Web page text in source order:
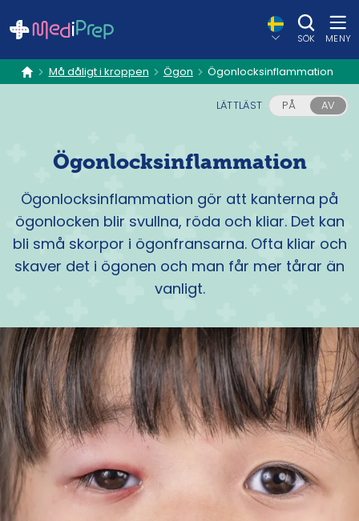
SÖK MENY
hem Må dåligt i kroppen Ögon Ögonlocksinflammation
LÄTTLÄST PÅ AV
Ögonlocksinflammation
Ögonlocksinflammation gör att kanterna på
ögonlocken blir svullna, röda och kliar. Det kan
bli små skorpor i ögonfransarna. Ofta kliar och
skaver det i ögonen och man får mer tårar än
vanligt.